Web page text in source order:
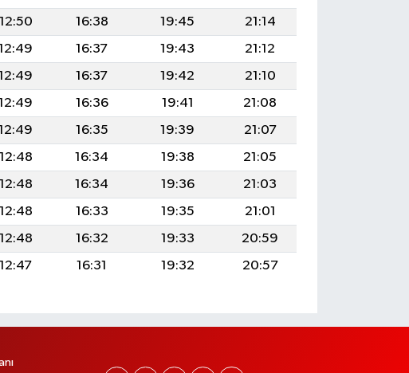
12:50 16:38 19:45
21:14
16:37 19:43
21:12
16:37 19:42
21:10
16:36 19:41
21:08
16:35 19:39
21:07
12:48 16:34 19:38
21:05
12:48 16:34 19:36
21:03
12:48 16:33 19:35
21:01
12:48 16:32 19:33
20:59
12:47 16:31 19:32 20:57